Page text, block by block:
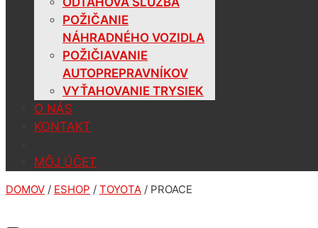
POŽIČANIE
NÁHRADNÉHO VOZIDLA
POŽIČIAVANIE
AUTOPREPRAVNÍKOV
VYŤAHOVANIE TRYSIEK
O NÁS
KONTAKT
MÔJ ÚČET
DOMOV / ESHOP / TOYOTA / PROACE